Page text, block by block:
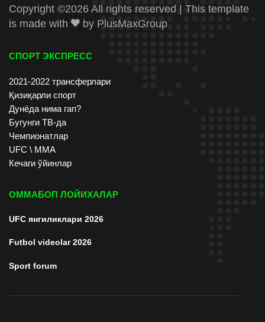
Copyright ©2026 All rights reserved | This template
is made with
by PlusMaxGroup
СПОРТ ЭКСПРЕСС
2021-2022 трансферлари
Қизиқарли спорт
Дунёда нима гап?
Бугунги ТВ-да
Чемпионатлар
UFC \ ММА
Кечаги ўйинлар
ОММАБОП ЛОЙИХАЛАР
UFC янгиликлари 2026
Futbol videolar 2026
Sport forum